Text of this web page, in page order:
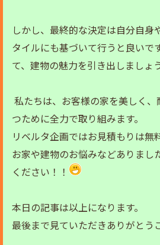
しかし、最終的な決定は自分自身
タイルにも基づいて行うと良いで
て、建物の魅力を引き出しましょ
私たちは、お客様の家を美しく
つために全力で取り組みます。
リベルタ企画ではお見積もりは無
お家や建物のお悩みなどありまし
ください！！
本日の記事は以上になります。
最後まで見ていただきありがとう